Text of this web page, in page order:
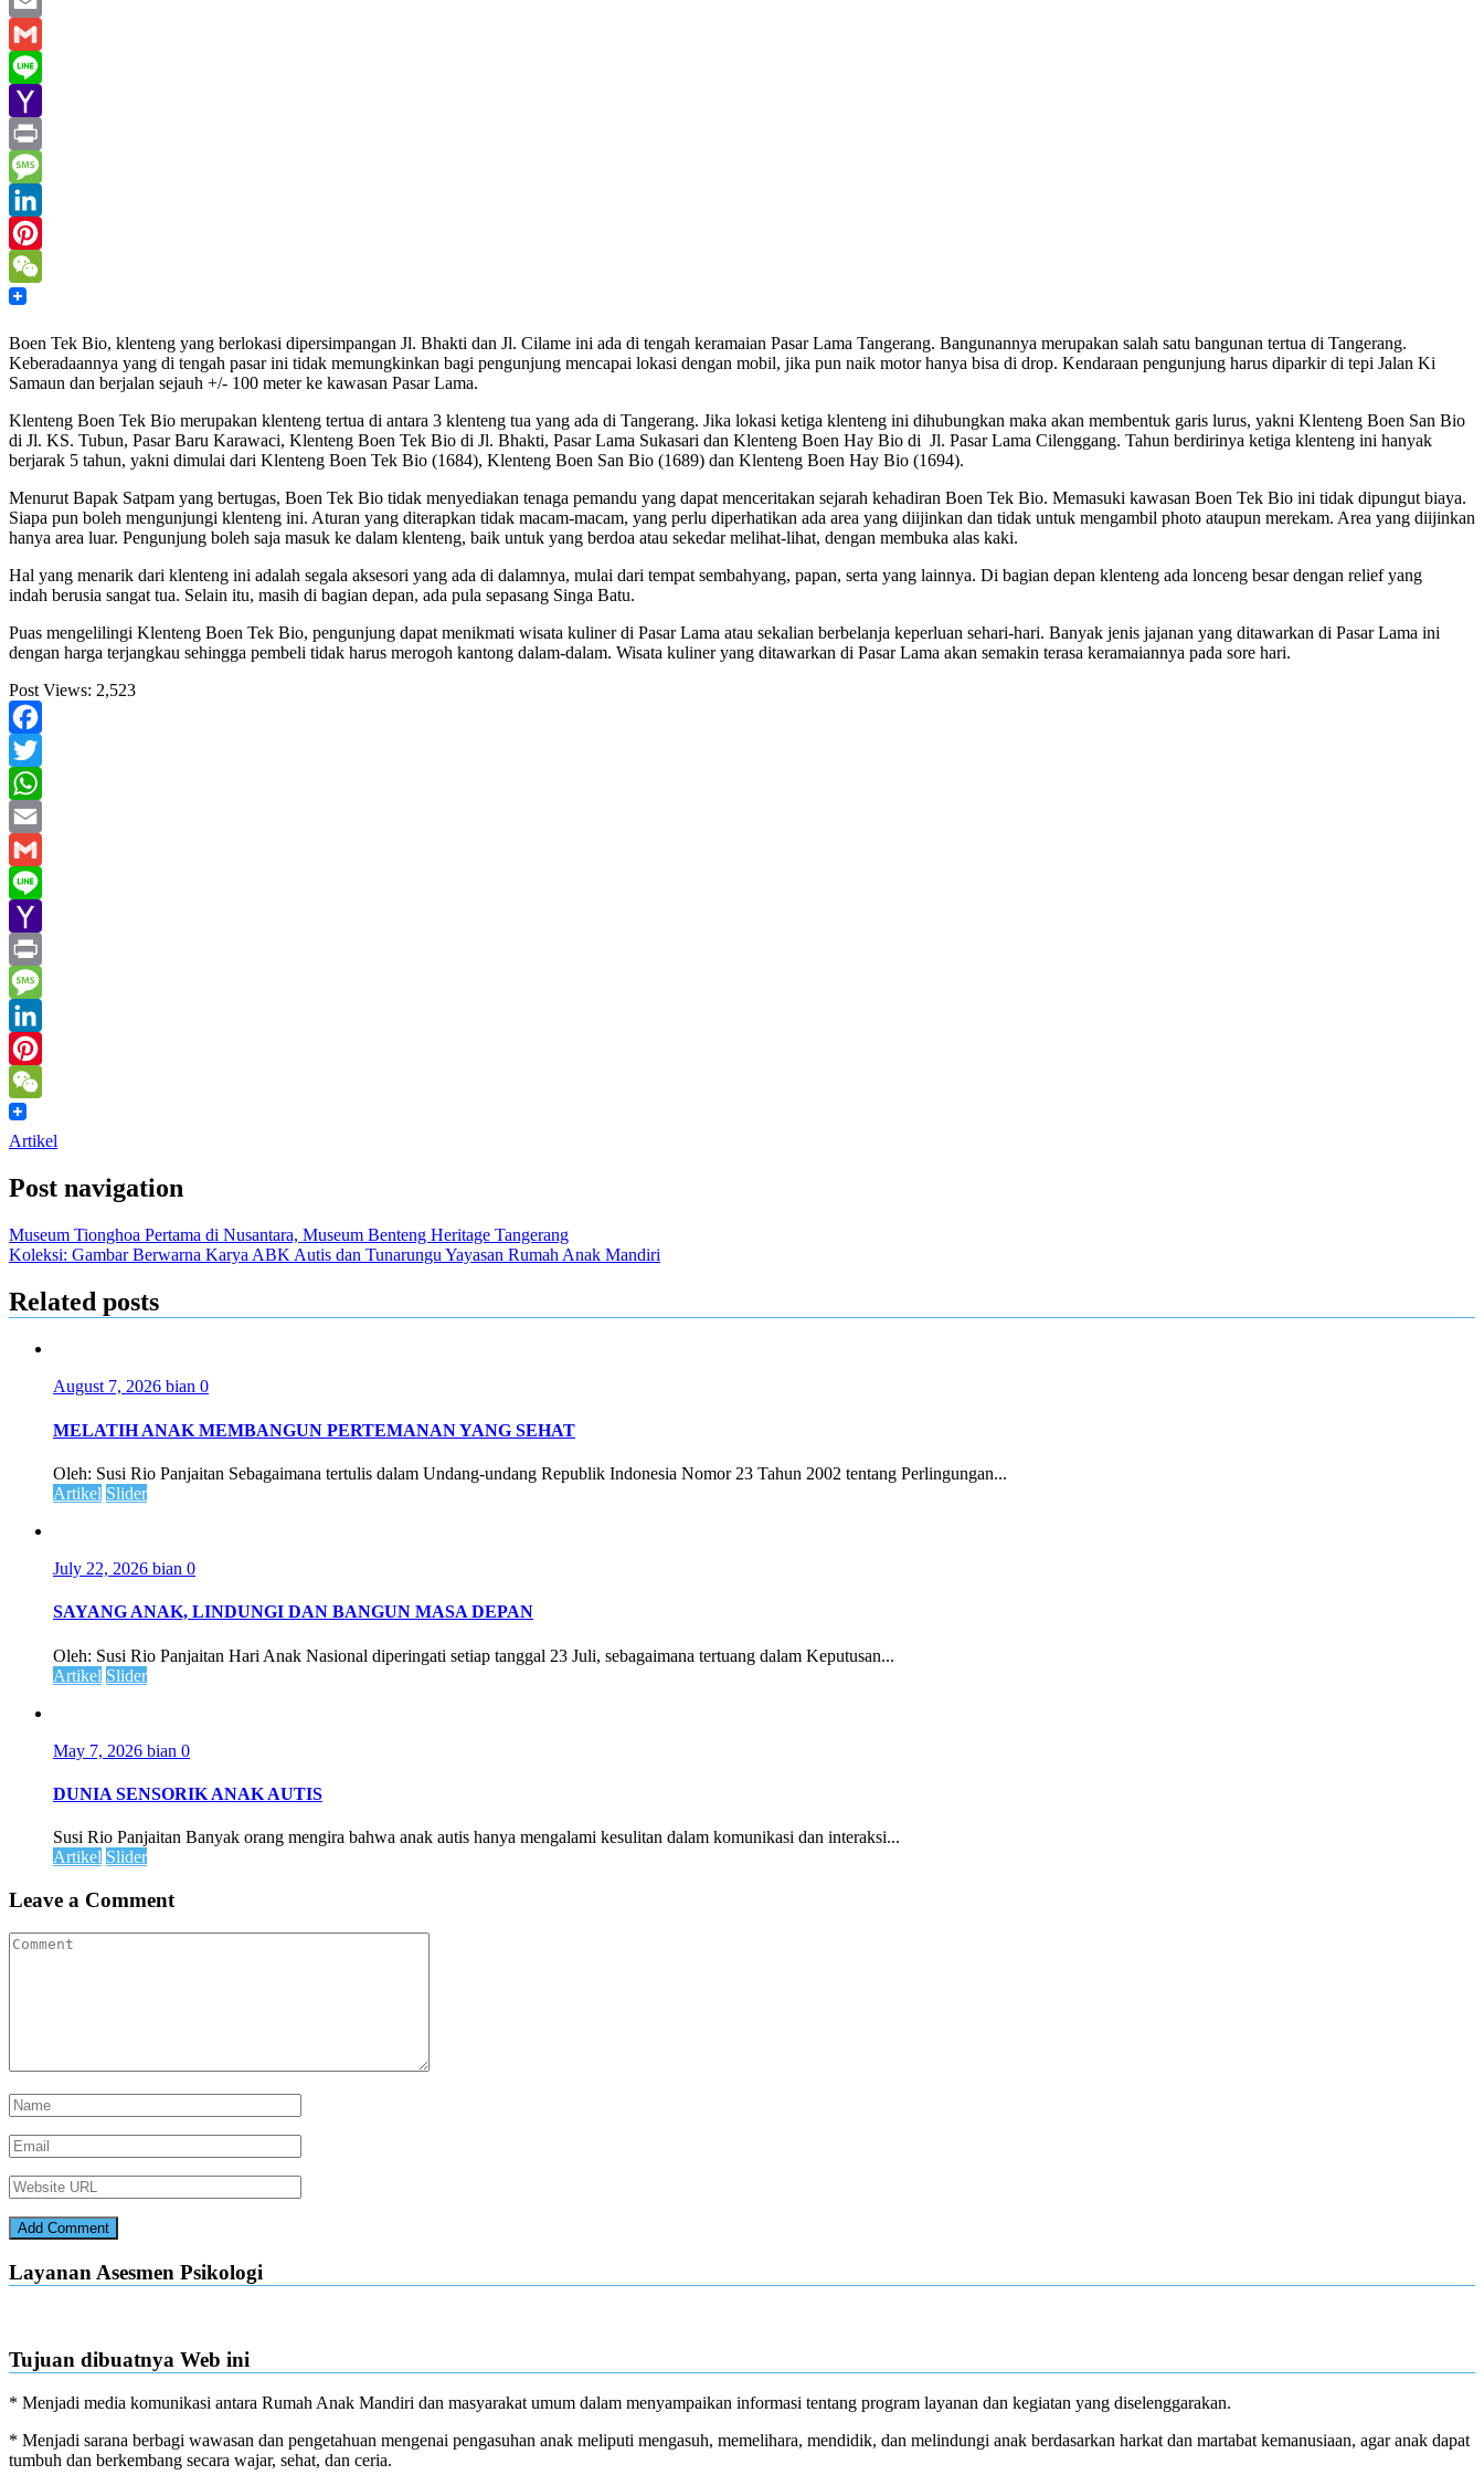
Email
Gmail
Line
Yahoo
Mail
Print
Message
LinkedIn
Pinterest
WeChat
Boen Tek Bio, klenteng yang berlokasi dipersimpangan Jl. Bhakti dan Jl. Cilame ini ada di tengah keramaian Pasar Lama Tangerang. Bangunannya merupakan salah satu bangunan tertua di Tangerang.
Keberadaannya yang di tengah pasar ini tidak memungkinkan bagi pengunjung mencapai lokasi dengan mobil, jika pun naik motor hanya bisa di drop. Kendaraan pengunjung harus diparkir di tepi Jalan Ki
Samaun dan berjalan sejauh +/- 100 meter ke kawasan Pasar Lama.
Klenteng Boen Tek Bio merupakan klenteng tertua di antara 3 klenteng tua yang ada di Tangerang. Jika lokasi ketiga klenteng ini dihubungkan maka akan membentuk garis lurus, yakni Klenteng Boen San Bio
di Jl. KS. Tubun, Pasar Baru Karawaci, Klenteng Boen Tek Bio di Jl. Bhakti, Pasar Lama Sukasari dan Klenteng Boen Hay Bio di Jl. Pasar Lama Cilenggang. Tahun berdirinya ketiga klenteng ini hanyak
berjarak 5 tahun, yakni dimulai dari Klenteng Boen Tek Bio (1684), Klenteng Boen San Bio (1689) dan Klenteng Boen Hay Bio (1694).
Menurut Bapak Satpam yang bertugas, Boen Tek Bio tidak menyediakan tenaga pemandu yang dapat menceritakan sejarah kehadiran Boen Tek Bio. Memasuki kawasan Boen Tek Bio ini tidak dipungut biaya.
Siapa pun boleh mengunjungi klenteng ini. Aturan yang diterapkan tidak macam-macam, yang perlu diperhatikan ada area yang diijinkan dan tidak untuk mengambil photo ataupun merekam. Area yang diijinkan
hanya area luar. Pengunjung boleh saja masuk ke dalam klenteng, baik untuk yang berdoa atau sekedar melihat-lihat, dengan membuka alas kaki.
Hal yang menarik dari klenteng ini adalah segala aksesori yang ada di dalamnya, mulai dari tempat sembahyang, papan, serta yang lainnya. Di bagian depan klenteng ada lonceng besar dengan relief yang
indah berusia sangat tua. Selain itu, masih di bagian depan, ada pula sepasang Singa Batu.
Puas mengelilingi Klenteng Boen Tek Bio, pengunjung dapat menikmati wisata kuliner di Pasar Lama atau sekalian berbelanja keperluan sehari-hari. Banyak jenis jajanan yang ditawarkan di Pasar Lama ini
dengan harga terjangkau sehingga pembeli tidak harus merogoh kantong dalam-dalam. Wisata kuliner yang ditawarkan di Pasar Lama akan semakin terasa keramaiannya pada sore hari.
Post Views: 2,523
Facebook
Twitter
WhatsApp
Email
Gmail
Line
Yahoo
Mail
Print
Message
LinkedIn
Pinterest
WeChat
Artikel
Post navigation
Museum Tionghoa Pertama di Nusantara, Museum Benteng Heritage Tangerang
Koleksi: Gambar Berwarna Karya ABK Autis dan Tunarungu Yayasan Rumah Anak Mandiri
Related posts
August 7, 2026 bian 0
MELATIH ANAK MEMBANGUN PERTEMANAN YANG SEHAT
Oleh: Susi Rio Panjaitan Sebagaimana tertulis dalam Undang-undang Republik Indonesia Nomor 23 Tahun 2002 tentang Perlingungan...
Artikel Slider
July 22, 2026 bian 0
SAYANG ANAK, LINDUNGI DAN BANGUN MASA DEPAN
Oleh: Susi Rio Panjaitan Hari Anak Nasional diperingati setiap tanggal 23 Juli, sebagaimana tertuang dalam Keputusan...
Artikel Slider
May 7, 2026 bian 0
DUNIA SENSORIK ANAK AUTIS
Susi Rio Panjaitan Banyak orang mengira bahwa anak autis hanya mengalami kesulitan dalam komunikasi dan interaksi...
Artikel Slider
Leave a Comment
Layanan Asesmen Psikologi
Tujuan dibuatnya Web ini
* Menjadi media komunikasi antara Rumah Anak Mandiri dan masyarakat umum dalam menyampaikan informasi tentang program layanan dan kegiatan yang diselenggarakan.
* Menjadi sarana berbagi wawasan dan pengetahuan mengenai pengasuhan anak meliputi mengasuh, memelihara, mendidik, dan melindungi anak berdasarkan harkat dan martabat kemanusiaan, agar anak dapat
tumbuh dan berkembang secara wajar, sehat, dan ceria.